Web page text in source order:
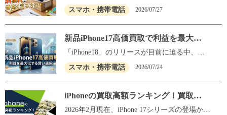
代金が高いため、売却先を一つ間違えるだけ
で数万円もの損をしてしまうケースも珍しく
ありません。 ネット上にはさまざまなiPhone1
6の高額買取ランキングがあふれていますが、
買取価格は日々激しく変動しているため、記
事に載っている過去の価格を鵜呑みにするの
は実はとても危険です。かといって、自分で1
店舗ずつiPhone16の買取比較をするのは、非
常に面倒で時間がかかりますよね。 そこで本
記事では、現在のiPhone16の容量別買取相場
をサクッと解説するとともに、面倒な比較や
交渉を一切せずに「今、あなたのiPhoneを一
なら1円でも高く売りたいけれど、わざわざ店
舗に持っていくのは面倒くさい……」 とお悩
みではありませんか？ そんな方にピッタリな
のが、自宅にいながら手軽に現金化できる
「宅配（郵送）買取」です。 しかし、顔の見
えない郵送での買い取りでは、「送料や手数
料で結局損をしない？」「梱包はどうすれば
いいの？」といった不安もつきものですよ
ね。 そこで本記事では、数ある業者の中から
「送料無料」で「一番高く、安全に売る方
法」を徹底解説します。 高く売れる！「宅配
買取」のメリット 手数料0円！損しない「業
スマホ・携帯電話 2026/07/27
新品iPhone17高価買取で利益を最大化
する賢い選択
「iPhone18」のリリースが目前に迫る中、あ
るいは発売直後の現在、手元にある新品の「i
Phone17」を「いつ売るのが正解？」「少しで
も高く売り抜けたい」とお悩みではないでし
ょうか？ 新型iPhone18の発売を控え、現行モ
デルの買取相場が1年で最も激しく変動する時
期を迎えています。とくに現在は、「新型が
スマホ・携帯電話 2026/07/24
iPhoneの買取高額ランキング！買取相
場や高く売るコツもご紹介
2026年2月現在、iPhone 17シリーズの登場から